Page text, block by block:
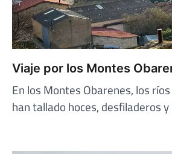
Viaje por los Montes
En los Montes Obarenes, los
han tallado hoces, desfiladeros